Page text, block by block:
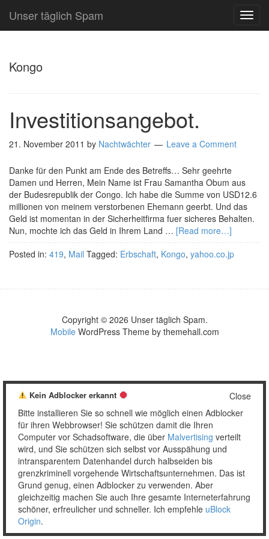
Unser täglich Spam
Kongo
Investitionsangebot.
21. November 2011 by Nachtwächter Leave a Comment
Danke für den Punkt am Ende des Betreffs… Sehr geehrte
Damen und Herren, Mein Name ist Frau Samantha Obum aus
der Budesrepublik der Congo. Ich habe die Summe von USD12.6
millionen von meinem verstorbenen Ehemann geerbt. Und das
Geld ist momentan in der Sicherheitfirma fuer sicheres Behalten.
Nun, mochte ich das Geld in Ihrem Land … [Read more…]
Posted in: 419, Mail Tagged: Erbschaft, Kongo, yahoo.co.jp
Copyright © 2026 Unser täglich Spam.
MobileWordPress Theme by themehall.com
Close
Kein Adblocker erkannt
Bitte installieren Sie so schnell wie möglich einen Adblocker
für ihren Webbrowser! Sie schützen damit die Ihren
Computer vor Schadsoftware, die über Malvertising verteilt
wird, und Sie schützen sich selbst vor Ausspähung und
intransparentem Datenhandel durch halbseiden bis
grenzkriminell vorgehende Wirtschaftsunternehmen. Das ist
Grund genug, einen Adblocker zu verwenden. Aber
gleichzeitig machen Sie auch Ihre gesamte Interneterfahrung
schöner, erfreulicher und schneller. Ich empfehle uBlock
Origin.